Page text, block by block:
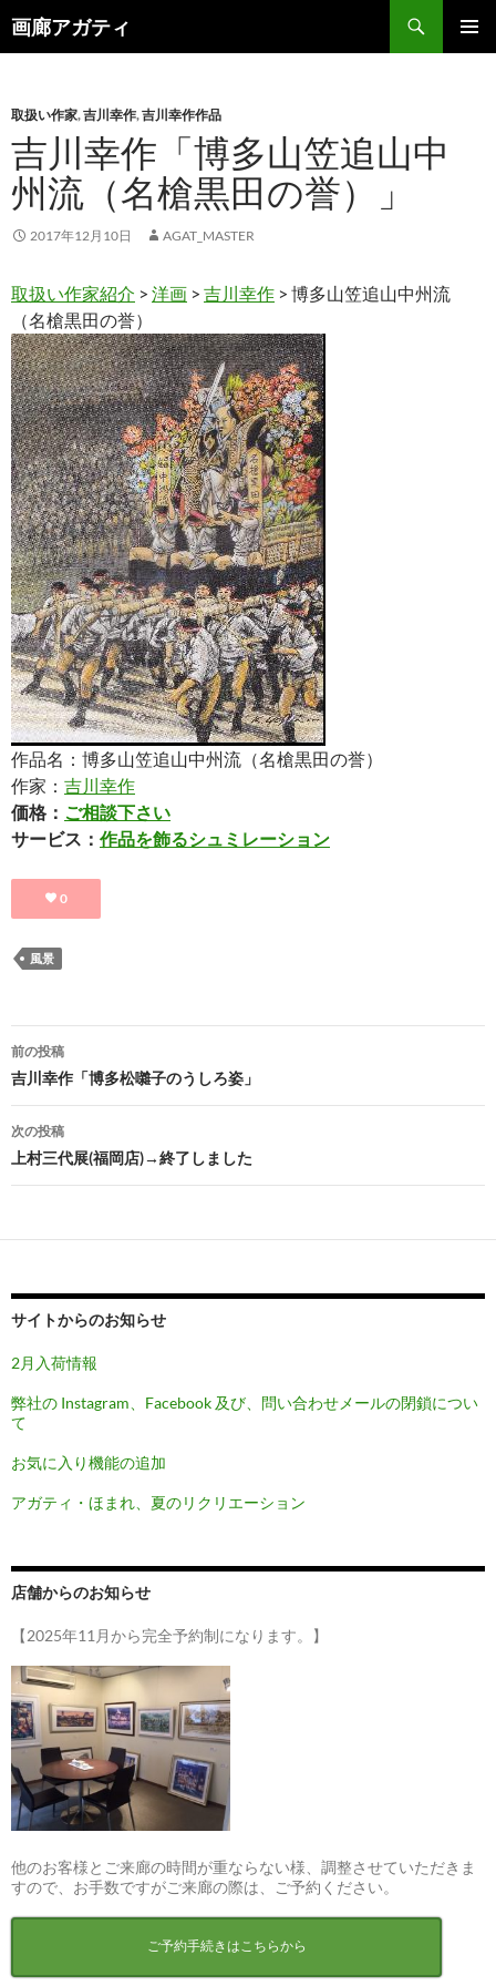
画廊アガティ
索
ン
へ
ス
キ
ッ
取扱い作家,吉川幸作,吉川幸作作品
吉川幸作「博多山笠追山中
州流（名槍黒田の誉）」
2017年12月10日 AGAT_MASTER
取扱い作家紹介 > 洋画 > 吉川幸作 > 博多山笠追山中州流
（名槍黒田の誉）
作品名：博多山笠追山中州流（名槍黒田の誉）
作家： 吉川幸作
価格： ご相談下さい
サービス： 作品を飾るシュミレーション
0
風景
投
稿
ナ
ビ
ゲ
ー
ョ
ン
前の投稿
吉川幸作「博多松囃子のうしろ姿」
次の投稿
上村三代展(福岡店)→終了しました
サイトからのお知らせ
2月入荷情報
弊社の Instagram、Facebook 及び、問い合わせメールの閉鎖につい
て
お気に入り機能の追加
アガティ・ほまれ、夏のリクリエーション
店舗からのお知らせ
【2025年11月から完全予約制になります。】
他のお客様とご来廊の時間が重ならない様、調整させていただきま
すので、お手数ですがご来廊の際は、ご予約ください。
ご予約手続きはこちらから